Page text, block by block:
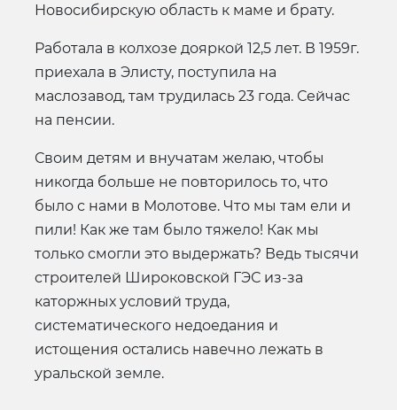
Новосибирскую область к маме и брату.
Работала в колхозе дояркой 12,5 лет. В 1959г.
приехала в Элисту, поступила на
маслозавод, там трудилась 23 года. Сейчас
на пенсии.
Своим детям и внучатам желаю, чтобы
никогда больше не повторилось то, что
было с нами в Молотове. Что мы там ели и
пили! Как же там было тяжело! Как мы
только смогли это выдержать? Ведь тысячи
строителей Широковской ГЭС из-за
каторжных условий труда,
систематического недоедания и
истощения остались навечно лежать в
уральской земле.